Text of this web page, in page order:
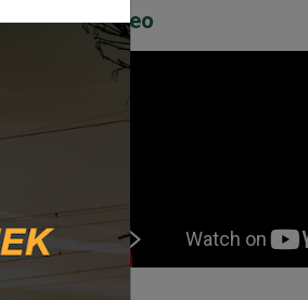
Video